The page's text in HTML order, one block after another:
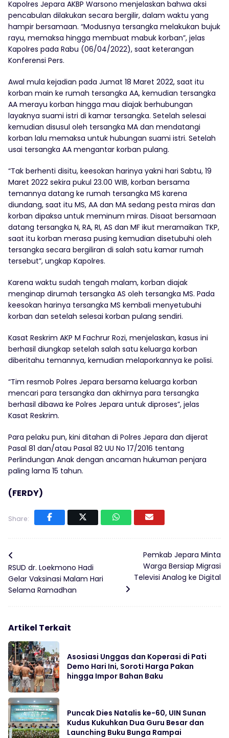
Kapolres Jepara AKBP Warsono menjelaskan bahwa aksi
pencabulan dilakukan secara bergilir, dalam waktu yang
hampir bersamaan. “Modusnya tersangka melakukan bujuk
rayu, memaksa hingga membuat mabuk korban”, jelas
Kapolres pada Rabu (06/04/2022), saat keterangan
Konferensi Pers.
Awal mula kejadian pada Jumat 18 Maret 2022, saat itu
korban main ke rumah tersangka AA, kemudian tersangka
AA merayu korban hingga mau diajak berhubungan
layaknya suami istri di kamar tersangka. Setelah selesai
kemudian disusul oleh tersangka MA dan mendatangi
korban lalu memaksa untuk hubungan suami istri. Setelah
usai tersangka AA mengantar korban pulang.
“Tak berhenti disitu, keesokan harinya yakni hari Sabtu, 19
Maret 2022 sekira pukul 23.00 WIB, korban bersama
temannya datang ke rumah tersangka MS karena
diundang, saat itu MS, AA dan MA sedang pesta miras dan
korban dipaksa untuk meminum miras. Disaat bersamaan
datang tersangka N, RA, RI, AS dan MF ikut meramaikan TKP,
saat itu korban merasa pusing kemudian disetubuhi oleh
tersangka secara bergiliran di salah satu kamar rumah
tersebut”, ungkap Kapolres.
Karena waktu sudah tengah malam, korban diajak
menginap dirumah tersangka AS oleh tersangka MS. Pada
keesokan harinya tersangka MS kembali menyetubuhi
korban dan setelah selesai korban pulang sendiri.
Kasat Reskrim AKP M Fachrur Rozi, menjelaskan, kasus ini
berhasil diungkap setelah salah satu keluarga korban
diberitahu temannya, kemudian melaporkannya ke polisi.
“Tim resmob Polres Jepara bersama keluarga korban
mencari para tersangka dan akhirnya para tersangka
berhasil dibawa ke Polres Jepara untuk diproses”, jelas
Kasat Reskrim.
Para pelaku pun, kini ditahan di Polres Jepara dan dijerat
Pasal 81 dan/atau Pasal 82 UU No 17/2016 tentang
Perlindungan Anak dengan ancaman hukuman penjara
paling lama 15 tahun.
(FERDY)
Share:
RSUD dr. Loekmono Hadi
Gelar Vaksinasi Malam Hari
Selama Ramadhan
Pemkab Jepara Minta
Warga Bersiap Migrasi
Televisi Analog ke Digital
Artikel Terkait
Asosiasi Unggas dan Koperasi di Pati
Demo Hari Ini, Soroti Harga Pakan
hingga Impor Bahan Baku
Puncak Dies Natalis ke-60, UIN Sunan
Kudus Kukuhkan Dua Guru Besar dan
Launching Buku Bunga Rampai